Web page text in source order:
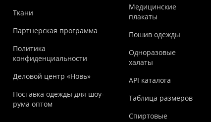
Ткани
Партнерская программа
Политика
конфиденциальности
Деловой центр «Новь»
Поставка одежды для шоу-
рума оптом
Медицинские
плакаты
Пошив одежды
Одноразовые
халаты
API каталога
Таблица размеров
Спиртовые